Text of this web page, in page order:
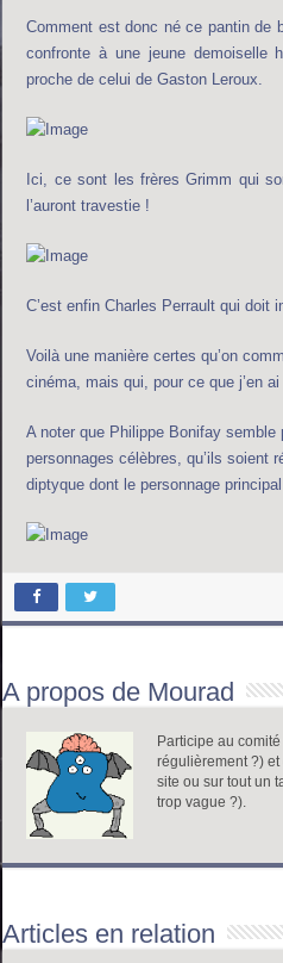
Comment est donc né ce pantin de
confronte à une jeune demoiselle
proche de celui de Gaston Leroux.
Ici, ce sont les frères Grimm qui
l’auront travestie !
C’est enfin Charles Perrault qui doit
Voilà une manière certes qu’on
cinéma, mais qui, pour ce que j’en
A noter que Philippe Bonifay
personnages célèbres, qu’ils soient
diptyque dont le personnage
A propos de Mourad
Participe au
régulièrement ?)
site ou sur tout un
trop vague ?).
Articles en relation